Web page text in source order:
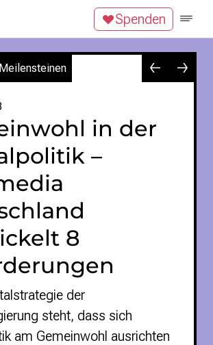
Spenden
in der
–
8
der
steht, dass sich
am Gemeinwohl ausrichten